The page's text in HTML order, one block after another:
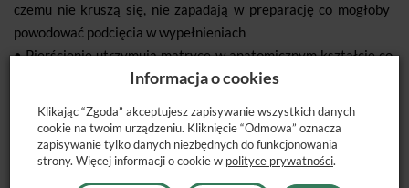
czemu nie kruszą się, nie zapadają w preparację co mogłoby
powodować podcięcia w wypełnieniach
• Pierścienie utrzymują matryce w anatomicznym kształcie co
znacząco skraca wykończenie odbudowy
MOD
• Zapewniają idealną separację podczas leczenia całego
kwadrantu
Informacja o cookies
Klikając “Zgoda” akceptujesz zapisywanie wszystkich danych
cookie na twoim urządzeniu. Kliknięcie “Odmowa” oznacza
zapisywanie tylko danych niezbędnych do funkcjonowania
strony. Więcej informacji o cookie w polityce prywatności.